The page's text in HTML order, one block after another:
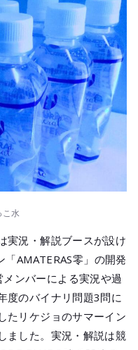
こ水
実況・解説ブースが設け
AMATERAS零」の開発
ンバーによる実況や過
度のバイナリ問題3問に
たリケジョのサマーイン
ました。実況・解説は競